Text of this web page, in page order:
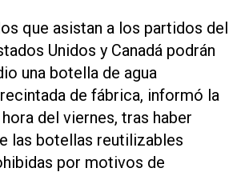
que asistan a los partidos del
Unidos ‌y Canadá podrán
una botella de agua
de fábrica, informó la
del viernes, tras haber
las botellas reutilizables
por motivos de